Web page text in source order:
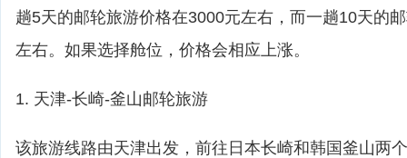
趟5天的邮轮旅游价格在3000元左右，而一趟10天的
左右。如果选择舱位，价格会相应上涨。
1. 天津-长崎-釜山邮轮旅游
该旅游线路由天津出发，前往日本长崎和韩国釜山两